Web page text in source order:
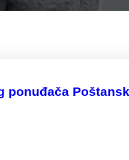
ponuđača